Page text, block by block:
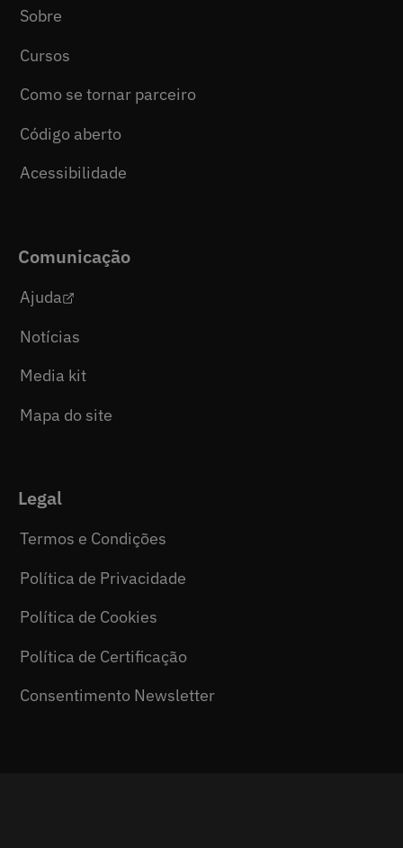
Sobre
Cursos
Como se tornar parceiro
Código aberto
Acessibilidade
Comunicação
Ajuda
Notícias
Media kit
Mapa do site
Legal
Termos e Condições
Política de Privacidade
Política de Cookies
Política de Certificação
Consentimento Newsletter